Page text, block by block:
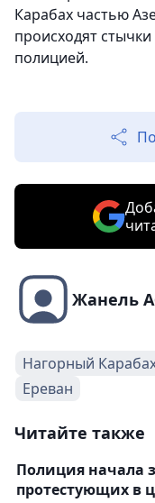
Карабах частью
происходят
полицией.
Жанель
Нагорный
Ереван
Читайте также
Полиция начала
протестующих в